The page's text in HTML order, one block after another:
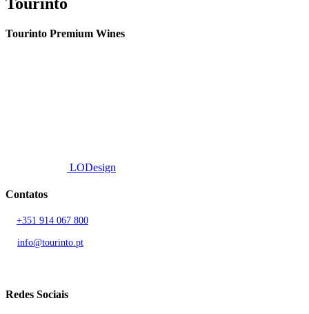
Tourinto
Tourinto Premium Wines
LODesign
Contatos
+351 914 067 800
info@tourinto.pt
Redes Sociais